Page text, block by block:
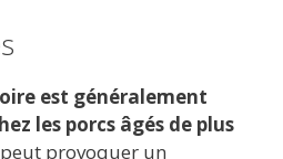
est généralement
les porcs âgés de plus
provoquer un